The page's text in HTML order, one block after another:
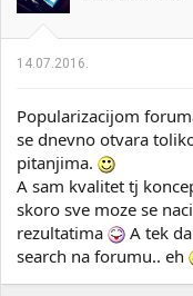
14.07.2016.
Popularizacijom
se dnevno otvara
pitanjima.
A sam kvalitet tj
skoro sve moze se
rezultatima
A tek
search na forumu.. eh